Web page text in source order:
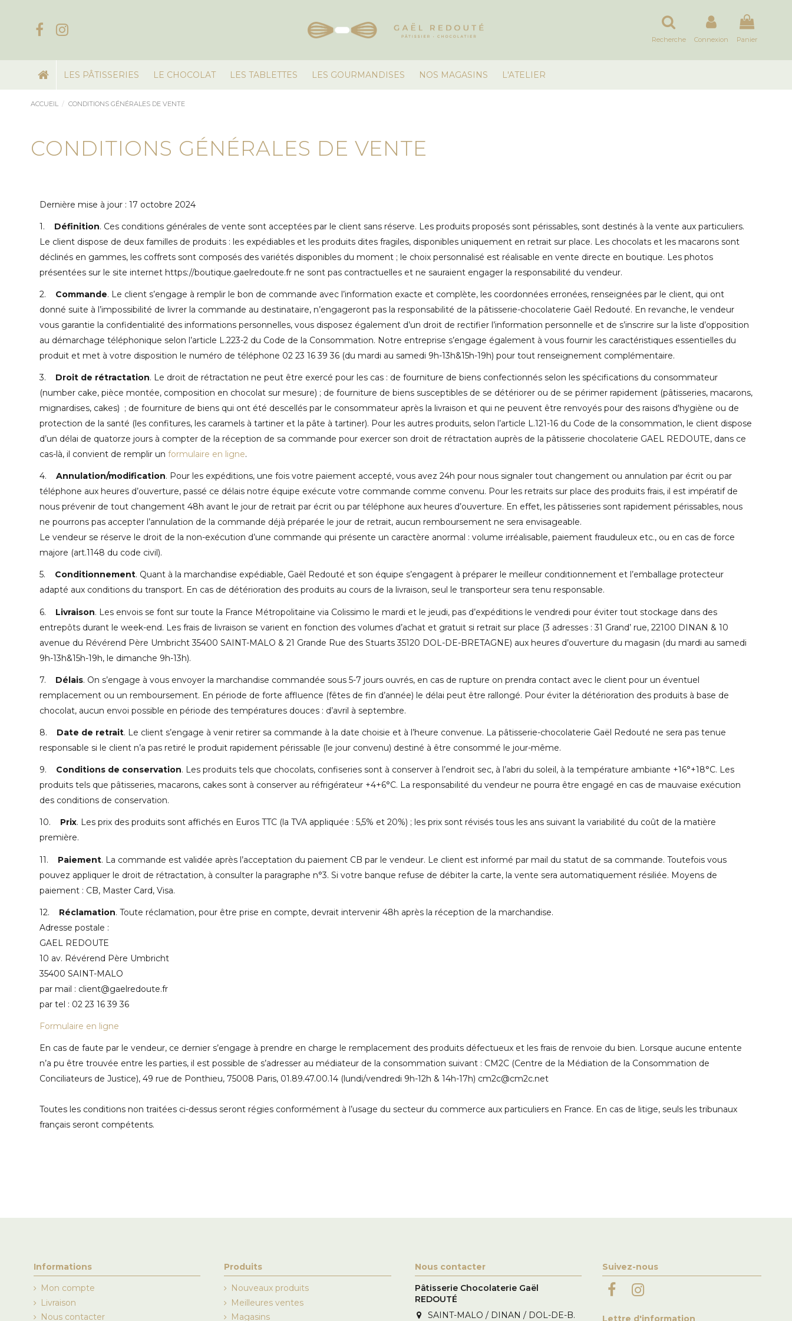
Recherche Connexion Panier
LES PÂTISSERIES LE CHOCOLAT LES TABLETTES LES GOURMANDISES NOS MAGASINS L'ATELIER
ACCUEIL CONDITIONS GÉNÉRALES DE VENTE
CONDITIONS GÉNÉRALES DE VENTE
Dernière mise à jour : 17 octobre 2024
1. Définition. Ces conditions générales de vente sont acceptées par le client sans réserve. Les produits proposés sont périssables, sont destinés à la vente aux particuliers.
Le client dispose de deux familles de produits : les expédiables et les produits dites fragiles, disponibles uniquement en retrait sur place. Les chocolats et les macarons sont
déclinés en gammes, les coffrets sont composés des variétés disponibles du moment ; le choix personnalisé est réalisable en vente directe en boutique. Les photos
présentées sur le site internet https://boutique.gaelredoute.fr ne sont pas contractuelles et ne sauraient engager la responsabilité du vendeur.
2. Commande. Le client s’engage à remplir le bon de commande avec l’information exacte et complète, les coordonnées erronées, renseignées par le client, qui ont
donné suite à l’impossibilité de livrer la commande au destinataire, n’engageront pas la responsabilité de la pâtisserie-chocolaterie Gaël Redouté. En revanche, le vendeur
vous garantie la confidentialité des informations personnelles, vous disposez également d’un droit de rectifier l’information personnelle et de s’inscrire sur la liste d’opposition
au démarchage téléphonique selon l’article L.223-2 du Code de la Consommation. Notre entreprise s’engage également à vous fournir les caractéristiques essentielles du
produit et met à votre disposition le numéro de téléphone 02 23 16 39 36 (du mardi au samedi 9h-13h&15h-19h) pour tout renseignement complémentaire.
3. Droit de rétractation. Le droit de rétractation ne peut être exercé pour les cas : de fourniture de biens confectionnés selon les spécifications du consommateur
(number cake, pièce montée, composition en chocolat sur mesure) ; de fourniture de biens susceptibles de se détériorer ou de se périmer rapidement (pâtisseries, macarons,
mignardises, cakes) ; de fourniture de biens qui ont été descellés par le consommateur après la livraison et qui ne peuvent être renvoyés pour des raisons d'hygiène ou de
protection de la santé (les confitures, les caramels à tartiner et la pâte à tartiner). Pour les autres produits, selon l’article L.121-16 du Code de la consommation, le client dispose
d’un délai de quatorze jours à compter de la réception de sa commande pour exercer son droit de rétractation auprès de la pâtisserie chocolaterie GAEL REDOUTE, dans ce
cas-là, il convient de remplir un formulaire en ligne.
4. Annulation/modification. Pour les expéditions, une fois votre paiement accepté, vous avez 24h pour nous signaler tout changement ou annulation par écrit ou par
téléphone aux heures d’ouverture, passé ce délais notre équipe exécute votre commande comme convenu. Pour les retraits sur place des produits frais, il est impératif de
nous prévenir de tout changement 48h avant le jour de retrait par écrit ou par téléphone aux heures d’ouverture. En effet, les pâtisseries sont rapidement périssables, nous
ne pourrons pas accepter l’annulation de la commande déjà préparée le jour de retrait, aucun remboursement ne sera envisageable.
Le vendeur se réserve le droit de la non-exécution d’une commande qui présente un caractère anormal : volume irréalisable, paiement frauduleux etc., ou en cas de force
majore (art.1148 du code civil).
5. Conditionnement. Quant à la marchandise expédiable, Gaël Redouté et son équipe s’engagent à préparer le meilleur conditionnement et l’emballage protecteur
adapté aux conditions du transport. En cas de détérioration des produits au cours de la livraison, seul le transporteur sera tenu responsable.
6. Livraison. Les envois se font sur toute la France Métropolitaine via Colissimo le mardi et le jeudi, pas d’expéditions le vendredi pour éviter tout stockage dans des
entrepôts durant le week-end. Les frais de livraison se varient en fonction des volumes d’achat et gratuit si retrait sur place (3 adresses : 31 Grand’ rue, 22100 DINAN & 10
avenue du Révérend Père Umbricht 35400 SAINT-MALO & 21 Grande Rue des Stuarts 35120 DOL-DE-BRETAGNE) aux heures d’ouverture du magasin (du mardi au samedi
9h-13h&15h-19h, le dimanche 9h-13h).
7. Délais. On s’engage à vous envoyer la marchandise commandée sous 5-7 jours ouvrés, en cas de rupture on prendra contact avec le client pour un éventuel
remplacement ou un remboursement. En période de forte affluence (fêtes de fin d’année) le délai peut être rallongé. Pour éviter la détérioration des produits à base de
chocolat, aucun envoi possible en période des températures douces : d’avril à septembre.
8. Date de retrait. Le client s’engage à venir retirer sa commande à la date choisie et à l’heure convenue. La pâtisserie-chocolaterie Gaël Redouté ne sera pas tenue
responsable si le client n’a pas retiré le produit rapidement périssable (le jour convenu) destiné à être consommé le jour-même.
9. Conditions de conservation. Les produits tels que chocolats, confiseries sont à conserver à l’endroit sec, à l’abri du soleil, à la température ambiante +16°+18°C. Les
produits tels que pâtisseries, macarons, cakes sont à conserver au réfrigérateur +4+6°C. La responsabilité du vendeur ne pourra être engagé en cas de mauvaise exécution
des conditions de conservation.
10. Prix. Les prix des produits sont affichés en Euros TTC (la TVA appliquée : 5,5% et 20%) ; les prix sont révisés tous les ans suivant la variabilité du coût de la matière
première.
11. Paiement. La commande est validée après l’acceptation du paiement CB par le vendeur. Le client est informé par mail du statut de sa commande. Toutefois vous
pouvez appliquer le droit de rétractation, à consulter la paragraphe n°3. Si votre banque refuse de débiter la carte, la vente sera automatiquement résiliée. Moyens de
paiement : CB, Master Card, Visa.
12. Réclamation. Toute réclamation, pour être prise en compte, devrait intervenir 48h après la réception de la marchandise.
Adresse postale :
GAEL REDOUTE
10 av. Révérend Père Umbricht
35400 SAINT-MALO
par mail : client@gaelredoute.fr
par tel : 02 23 16 39 36
Formulaire en ligne
En cas de faute par le vendeur, ce dernier s’engage à prendre en charge le remplacement des produits défectueux et les frais de renvoie du bien. Lorsque aucune entente
n’a pu être trouvée entre les parties, il est possible de s’adresser au médiateur de la consommation suivant : CM2C (Centre de la Médiation de la Consommation de
Conciliateurs de Justice), 49 rue de Ponthieu, 75008 Paris, 01.89.47.00.14 (lundi/vendredi 9h-12h & 14h-17h) cm2c@cm2c.net
Toutes les conditions non traitées ci-dessus seront régies conformément à l’usage du secteur du commerce aux particuliers en France. En cas de litige, seuls les tribunaux
français seront compétents.
Informations
Mon compte
Livraison
Nous contacter
Produits
Nouveaux produits
Meilleures ventes
Magasins
Nous contacter
Pâtisserie Chocolaterie Gaël
REDOUTÉ
SAINT-MALO / DINAN / DOL-DE-B.
Suivez-nous
Lettre d'information